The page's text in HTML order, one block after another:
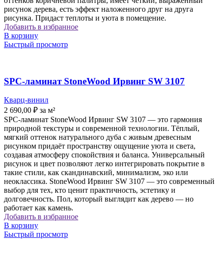
рисунок дерева, есть эффект наложенного друг на друга
рисунка. Придаст теплоты и уюта в помещение.
Добавить в избранное
В корзину
Быстрый просмотр
SPC-ламинат StoneWood Ирвинг SW 3107
Кварц-винил
2 690,00 ₽ за м²
SPC-ламинат StoneWood Ирвинг SW 3107 — это гармония
природной текстуры и современной технологии. Тёплый,
мягкий оттенок натурального дуба с живым древесным
рисунком придаёт пространству ощущение уюта и света,
создавая атмосферу спокойствия и баланса. Универсальный
рисунок и цвет позволяют легко интегрировать покрытие в
такие стили, как скандинавский, минимализм, эко или
неоклассика. StoneWood Ирвинг SW 3107 — это современный
выбор для тех, кто ценит практичность, эстетику и
долговечность. Пол, который выглядит как дерево — но
работает как камень.
Добавить в избранное
В корзину
Быстрый просмотр